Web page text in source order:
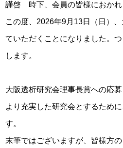
謹啓 時下、会員の皆様におかれ
この度、2026年9月13日（日）
ていただくことになりました。
します。
大阪透析研究会理事長賞への応
より充実した研究会とするため
す。
末筆ではございますが、皆様方